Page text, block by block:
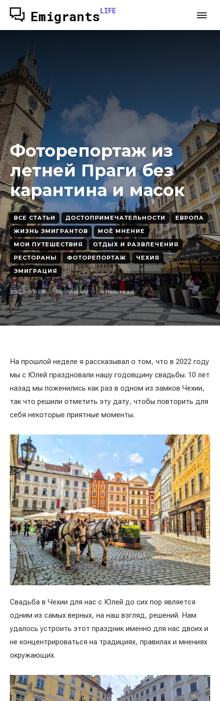
EmigrantsLIFE
Фоторепортаж из
летней Праги без
карантина и масок
ВСЕ СТАТЬИ ДОСТОПРИМЕЧАТЕЛЬНОСТИ
ЕВРОПА
ЖИЗНЬ ЭМИГРАНТОВ
МОЁ МНЕНИЕ
МОИ ПУТЕШЕСТВИЯ
ОТДЫХ И РАЗВЛЕЧЕНИЯ
РЕСТОРАНЫ
ФОТОРЕПОРТАЖ
ЧЕХИЯ
ЭМИГРАЦИЯ
2022-07-08 By Anatoly 4min. read
На прошлой неделе я рассказывал о том, что в 2022 году
мы с Юлей праздновали нашу годовщину свадьбы. 10 лет
назад мы поженились как раз в одном из замков Чехии,
так что решили отметить эту дату, чтобы повторить для
себя некоторые приятные моменты.
Свадьба в Чехии для нас с Юлей до сих пор является
одним из самых верных, на наш взгляд, решений. Нам
удалось устроить этот праздник именно для нас двоих и
не концентрироваться на традициях, правилах и мнениях
окружающих.